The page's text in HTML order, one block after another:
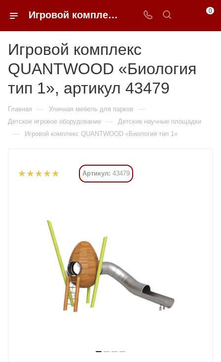
Игровой комплекс QUANTWOOD «Биология тип 1» купить в Москве от 3 182 865 ₽ - 0FFER 0
Игровой комплекс
QUANTWOOD «Биология
тип 1», артикул 43479
Главная — Уличная мебель для парков —
Детское игровое оборудование — Детские научные площадки
— Игровой комплекс QUANTWOOD «Биология тип 1»
Артикул: 43479